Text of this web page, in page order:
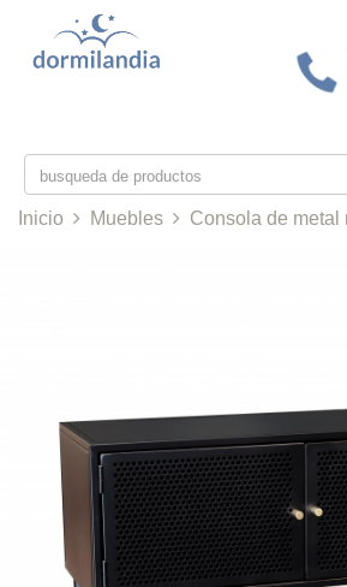
Inicio Muebles Consola de metal